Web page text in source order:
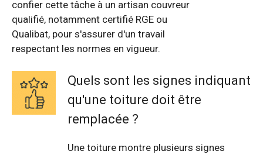
confier cette tâche à un artisan couvreur
qualifié, notamment certifié RGE ou
Qualibat, pour s'assurer d'un travail
respectant les normes en vigueur.
Quels sont les signes indiquant
qu'une toiture doit être
remplacée ?
Une toiture montre plusieurs signes